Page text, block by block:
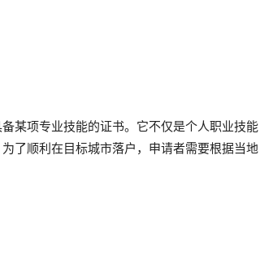
某项专业技能的证书。它不仅是个人职业技能
了顺利在目标城市落户，申请者需要根据当地